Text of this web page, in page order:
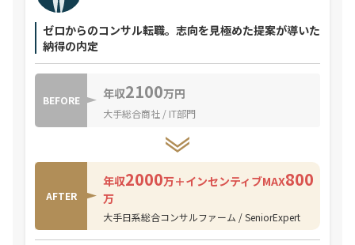
ゼロからのコンサル転職。志向を見極めた提案が導いた
納得の内定
BEFORE 年収2100万円
大手総合商社 / IT部門
AFTER
年収2000万＋インセンティブMAX800
万
大手日系総合コンサルファーム / SeniorExpert